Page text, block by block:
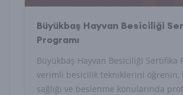
Büyükbaş Hayvan Besiciliği
Programı
Büyükbaş Hayvan Besiciliği Sertifika
verimli besicilik tekniklerini öğrenin,
sağlığı ve beslenme konularında